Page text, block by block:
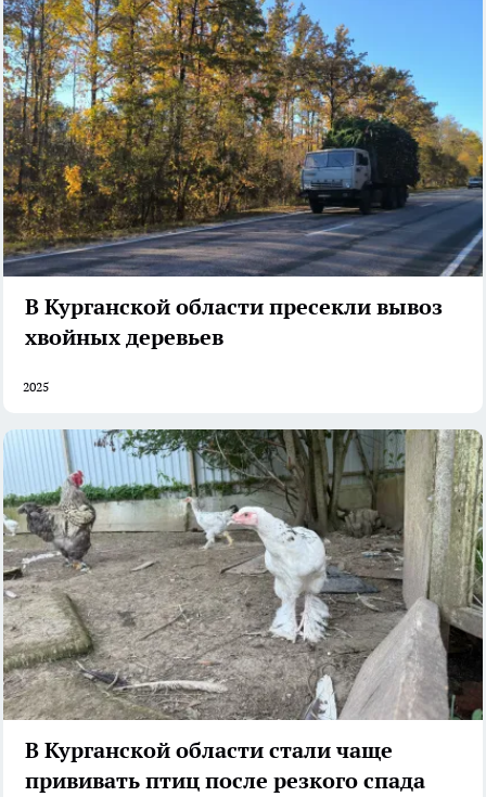
В Курганской области пресекли вывоз
хвойных деревьев
2025
В Курганской области стали чаще
прививать птиц после резкого спада